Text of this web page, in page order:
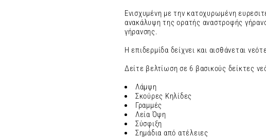
Ενισχυμένη με την κατοχυρωμένη
ανακάλυψη της ορατής αναστροφής
γήρανσης.
Η επιδερμίδα δείχνει και αισθάνεται
Δείτε βελτίωση σε 6 βασικούς δείκτες
Λάμψη
Σκούρες Κηλίδες
Γραμμές
Λεία Όψη
Σύσφιξη
Σημάδια από ατέλειες